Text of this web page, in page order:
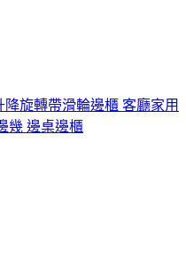
降旋轉帶滑輪邊櫃 客廳家用
幾 邊桌邊櫃